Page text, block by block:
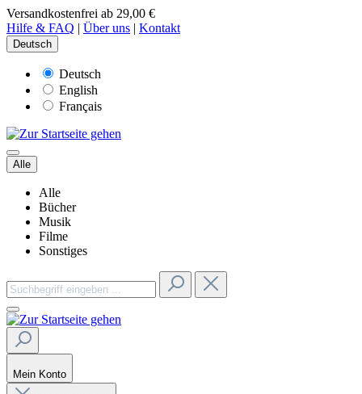
Versandkostenfrei ab 29,00 €
Hilfe & FAQ | Über uns | Kontakt
Deutsch
Deutsch
English
Français
Alle
Alle
Bücher
Musik
Filme
Sonstiges
Mein Konto